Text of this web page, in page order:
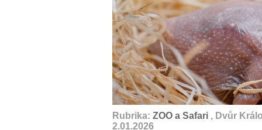
Rubrika: ZOO a Safari , Dvůr
2.01.2026